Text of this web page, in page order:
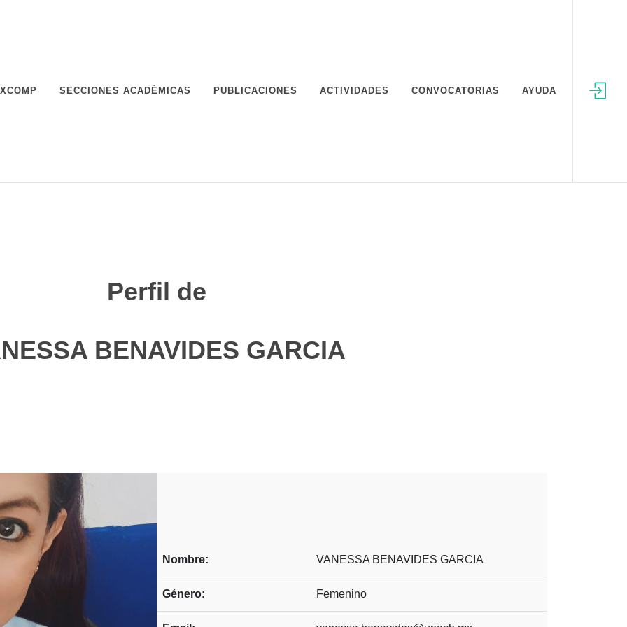
SECCIONES ACADÉMICAS PUBLICACIONES ACTIVIDADES CONVOCATORIAS AYUDA
Perfil de
BENAVIDES GARCIA
Nombre: VANESSA BENAVIDES GARCIA
Género: Femenino